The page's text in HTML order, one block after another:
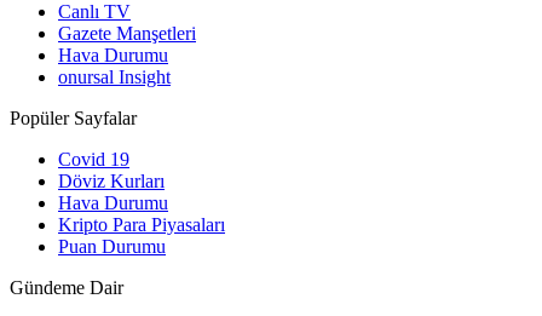
Canlı TV
Gazete Manşetleri
Hava Durumu
onursal Insight
Popüler Sayfalar
Covid 19
Döviz Kurları
Hava Durumu
Kripto Para Piyasaları
Puan Durumu
Gündeme Dair